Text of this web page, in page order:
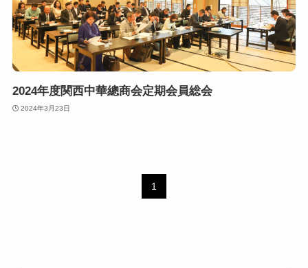
2024年度関西中華總商会定期会員総会
2024年3月23日
1